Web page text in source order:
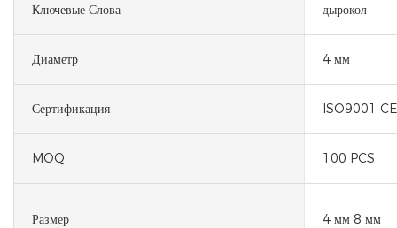
Ключевые Слова дырокол
Диаметр 4 мм
Сертификация ISO9001 CE
MOQ 100 PCS
Размер 4 мм 8 мм